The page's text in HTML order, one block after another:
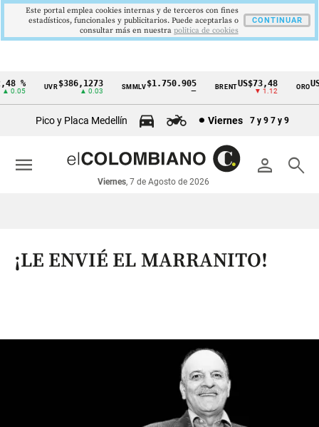
Cintillo
económicos
Colombia
% UVR$386,1273
▲ 0.03
SMMLV$1.750.905 BRENTUS$73,48
▼ 1.12
ORO
Pico y Placa Medellín Viernes 7 y 9 7 y 9
person search
Viernes, 7 de Agosto de 2026
menu
¡LE ENVIÉ EL MARRANITO!
Este portal emplea cookies internas y de terceros con fines
estadísticos, funcionales y publicitarios. Puede aceptarlas o
consultar más en nuestra politica de cookies
CONTINUAR